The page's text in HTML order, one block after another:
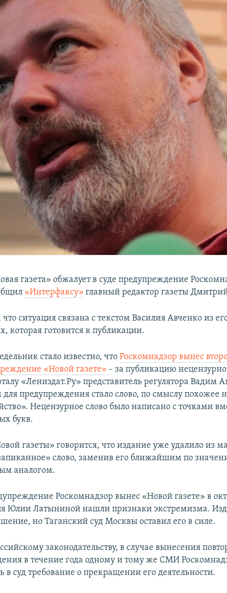
газета» обжалует в суде предупреждение
«Интерфаксу» главный редактор газеты
ситуация связана с текстом Василия Авченко из
которая готовится к публикации.
стало известно, чтоРоскомнадзор вынес
«Новой газете» – за публикацию
«Лениздат.Ру» представитель регулятора Вадим
предупреждения стало слово, по смыслу похожее
Нецензурное слово было написано с точками
букв.
газеты» говорится, что издание уже удалило из
слово, заменив его ближайшим по
аналогом.
Роскомнадзор вынес «Новой газете» в
Юлии Латыниной нашли признаки экстремизма.
но Таганский суд Москвы оставил его в силе.
законодательству, в случае вынесения
в течение года одному и тому же СМИ
в суд требование о прекращении его деятельности.